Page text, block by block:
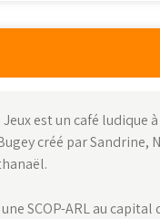
Jeux est un café ludique à
créé par Sandrine,
SCOP-ARL au capital